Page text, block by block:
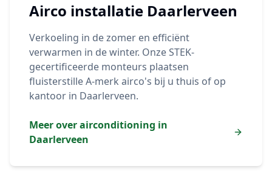
Airco installatie Daarlerveen
Verkoeling in de zomer en efficiënt
verwarmen in de winter. Onze STEK-
gecertificeerde monteurs plaatsen
fluisterstille A-merk airco's bij u thuis of op
kantoor in Daarlerveen.
Meer over airconditioning in
Daarlerveen